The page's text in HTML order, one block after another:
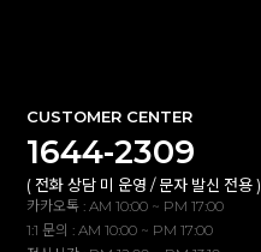
CUSTOMER CENTER
1644-2309
( 전화 상담 미 운영 / 문자 발신 전용 )
카카오톡 : AM 10:00 ~ PM 17:00
1:1 문의 : AM 10:00 ~ PM 17:00